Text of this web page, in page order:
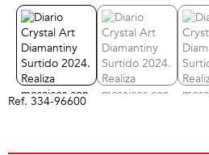
Ref. 334-96600